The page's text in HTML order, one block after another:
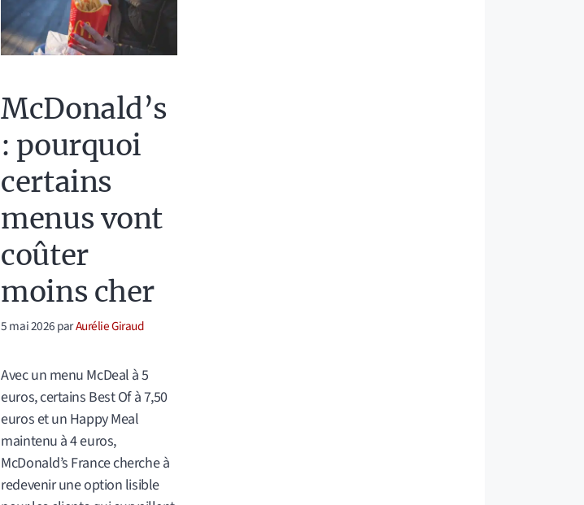
McDonald’s
: pourquoi
certains
menus vont
coûter
moins cher
5 mai 2026parAurélie Giraud
Avec un menu McDeal à 5
euros, certains Best Of à 7,50
euros et un Happy Meal
maintenu à 4 euros,
McDonald’s France cherche à
redevenir une option lisible